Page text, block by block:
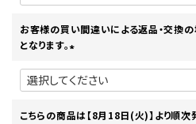
お客様の買い間違いによる返品・交換
となります。
(
必
)
こちらの商品は【8月18日(火)】より順次